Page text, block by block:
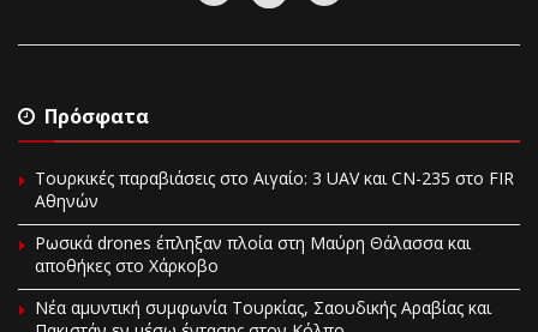
Πρόσφατα
Τουρκικές παραβιάσεις στο Αιγαίο: 3 UAV και CN-235 στο FIR
Αθηνών
Ρωσικά drones έπληξαν πλοία στη Μαύρη Θάλασσα και
αποθήκες στο Χάρκοβο
Νέα αμυντική συμφωνία Τουρκίας, Σαουδικής Αραβίας και